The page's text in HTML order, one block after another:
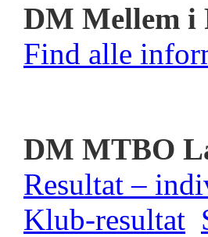
DM Mellem i
Find alle
DM MTBO
Resultat –
Klub-resultat